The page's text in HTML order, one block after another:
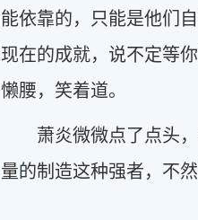
能依靠的，只能是他们
现在的成就，说不定等
懒腰，笑着道。
萧炎微微点了点头
量的制造这种强者，不